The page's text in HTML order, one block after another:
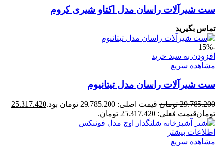
ست شیرآلات راسان مدل اکتاو شیری کروم
تماس بگیرید
-15%
افزودن به سبد خرید
مشاهده سریع
ست شیرآلات راسان مدل تیتانیوم
29.785.200 تومان قیمت اصلی: 29.785.200 تومان بود.
25.317.420
تومانقیمت فعلی: 25.317.420 تومان.
اطلاعات بیشتر
مشاهده سریع